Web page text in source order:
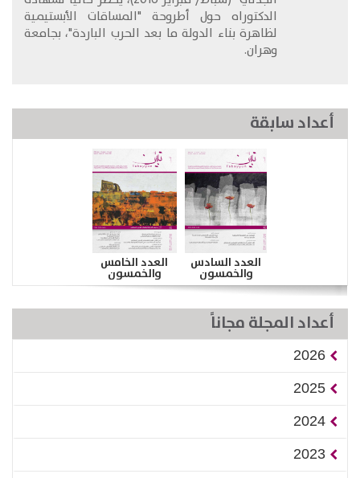
الدكتوراه حول أطروحة "المساقات الأبستيمية
لظاهرة بناء الدولة ما بعد الحرب الباردة"، بجامعة
وهران.
أعداد سابقة
العدد السادس
والخمسون
العدد الخامس
والخمسون
أعداد المجلة مجاناً
2026
2025
2024
2023